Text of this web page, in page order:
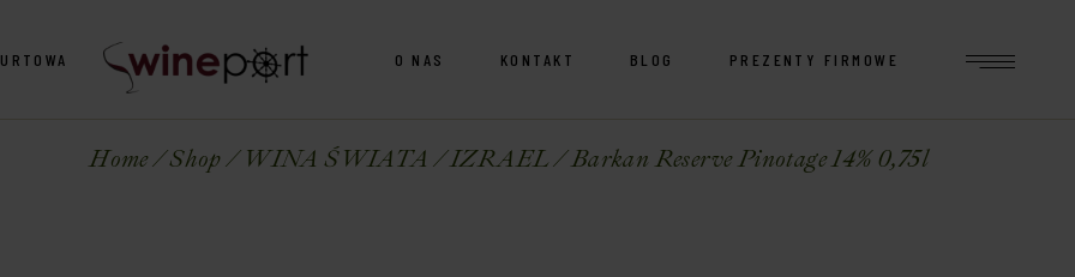
O NAS KONTAKT BLOG PREZENTY FIRMOWE
Home Shop WINA ŚWIATA IZRAEL Barkan Reserve Pinotage 14% 0,75l